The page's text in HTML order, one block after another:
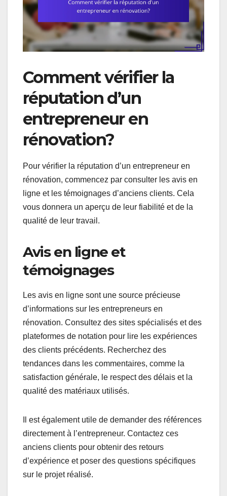
Comment vérifier la
réputation d’un
entrepreneur en
rénovation?
Pour vérifier la réputation d’un entrepreneur en
rénovation, commencez par consulter les avis en
ligne et les témoignages d’anciens clients. Cela
vous donnera un aperçu de leur fiabilité et de la
qualité de leur travail.
Avis en ligne et
témoignages
Les avis en ligne sont une source précieuse
d’informations sur les entrepreneurs en
rénovation. Consultez des sites spécialisés et des
plateformes de notation pour lire les expériences
des clients précédents. Recherchez des
tendances dans les commentaires, comme la
satisfaction générale, le respect des délais et la
qualité des matériaux utilisés.
Il est également utile de demander des références
directement à l’entrepreneur. Contactez ces
anciens clients pour obtenir des retours
d’expérience et poser des questions spécifiques
sur le projet réalisé.